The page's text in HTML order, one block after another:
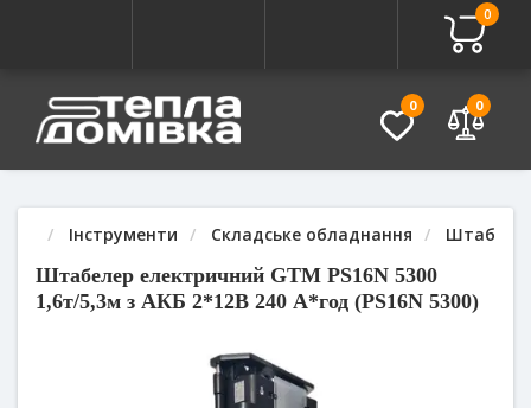
0
0 0
Інструменти Складське обладнання
Штабелер електричний GTM PS16N 5300
1,6т/5,3м з АКБ 2*12В 240 А*год (PS16N 5300)
Питання - Відповідь